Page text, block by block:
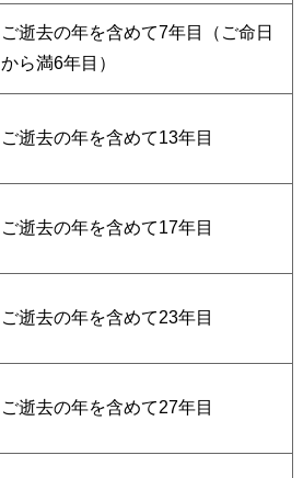
ご逝去の年を含めて7年目（ご命日
から満6年目）
ご逝去の年を含めて13年目
ご逝去の年を含めて17年目
ご逝去の年を含めて23年目
ご逝去の年を含めて27年目